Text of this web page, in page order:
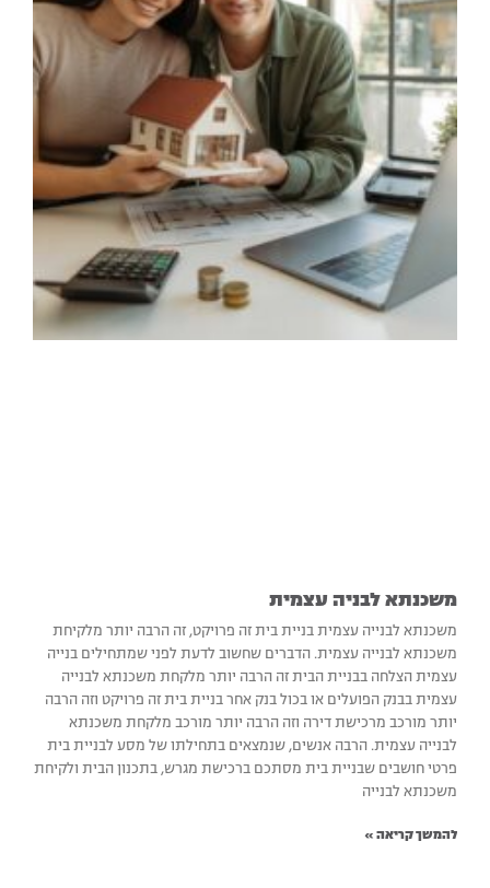
משכנתא לבניה עצמית
משכנתא לבנייה עצמית בניית בית זה פרויקט, זה הרבה יותר מלקיחת
משכנתא לבנייה עצמית. הדברים שחשוב לדעת לפני שמתחילים בנייה
עצמית הצלחה בבניית הבית זה הרבה יותר מלקחת משכנתא לבנייה
עצמית בבנק הפועלים או בכול בנק אחר בניית בית זה פרויקט וזה הרבה
יותר מורכב מרכישת דירה וזה הרבה יותר מורכב מלקחת משכנתא
לבנייה עצמית. הרבה אנשים, שנמצאים בתחילתו של מסע לבניית בית
פרטי חושבים שבניית בית מסתכם ברכישת מגרש, בתכנון הבית ולקיחת
משכנתא לבנייה
להמשך קריאה »